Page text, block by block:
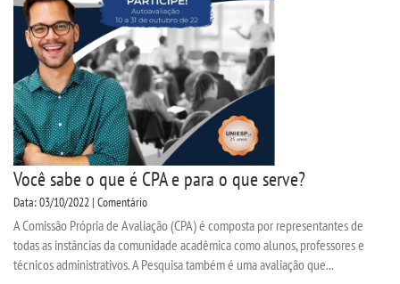
Você sabe o que é CPA e para o que serve?
Data: 03/10/2022 | Comentário
A Comissão Própria de Avaliação (CPA) é composta por representantes de
todas as instâncias da comunidade acadêmica como alunos, professores e
técnicos administrativos. A Pesquisa também é uma avaliação que...